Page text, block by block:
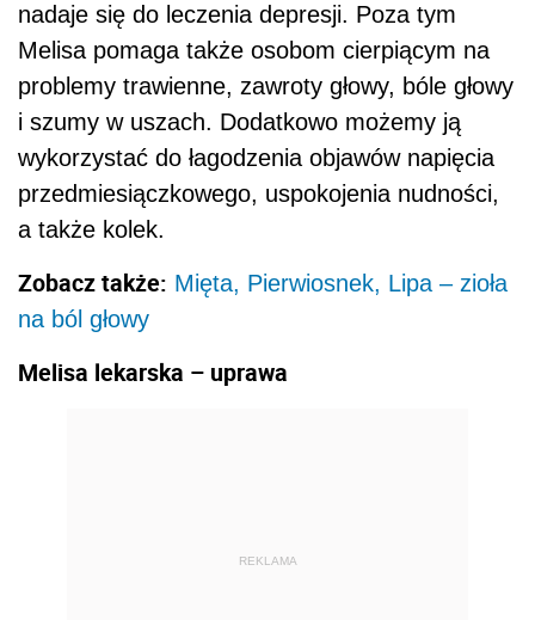
nadaje się do leczenia depresji. Poza tym
Melisa pomaga także osobom cierpiącym na
problemy trawienne, zawroty głowy, bóle głowy
i szumy w uszach. Dodatkowo możemy ją
wykorzystać do łagodzenia objawów napięcia
przedmiesiączkowego, uspokojenia nudności,
a także kolek.
Zobacz także: Mięta, Pierwiosnek, Lipa – zioła
na ból głowy
Melisa lekarska – uprawa
REKLAMA